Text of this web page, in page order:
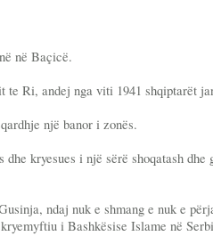
në Baçicë.
Ri, andej nga viti 1941 shqiptarët
një banor i zonës.
kryesues i një sërë shoqatash
ndaj nuk e shmang e nuk e
i Bashkësise Islame në